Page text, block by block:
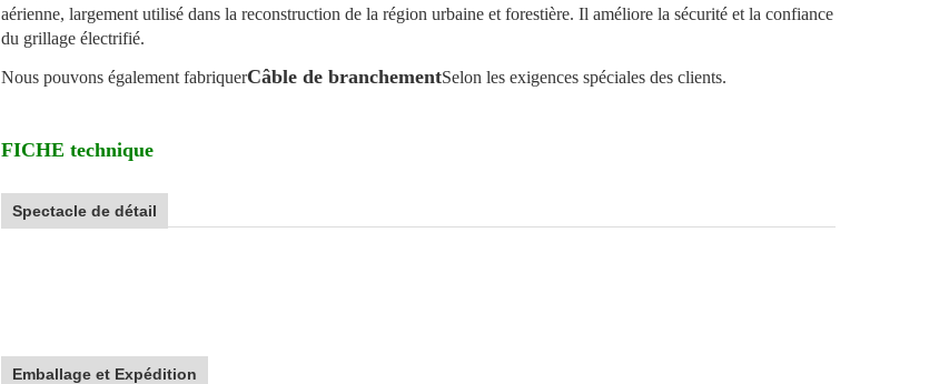
aérienne, largement utilisé dans la reconstruction de la région urbaine et forestière. Il améliore la sécurité et la confiance
du grillage électrifié.
Nous pouvons également fabriquerCâble de branchementSelon les exigences spéciales des clients.
FICHE technique
Spectacle de détail
Emballage et Expédition